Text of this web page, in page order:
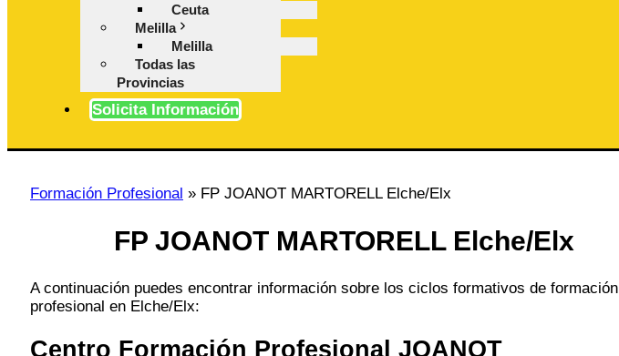
Ceuta
Melilla
Melilla
Todas las
Provincias
Solicita Información
Formación Profesional » FP JOANOT MARTORELL Elche/Elx
FP JOANOT MARTORELL Elche/Elx
A continuación puedes encontrar información sobre los ciclos formativos de formación
profesional en Elche/Elx:
Centro Formación Profesional JOANOT